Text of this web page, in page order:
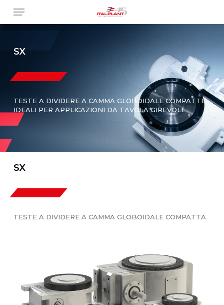
main
Menu
SX
TESTE A DIVIDERE A CAMMA GLOBOIDALE COMPATTE,
IDEALI PER APPLICAZIONI DA TAVOLA GIREVOLE
SX
TESTE A DIVIDERE A CAMMA GLOBOIDALE COMPATTA